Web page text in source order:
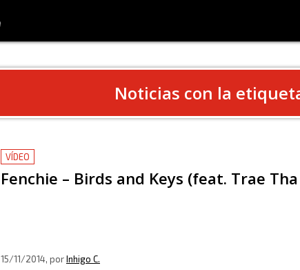
Noticias con la
VÍDEO
Fenchie – Birds and Keys (feat. Trae
15/11/2014, porInhigo C.